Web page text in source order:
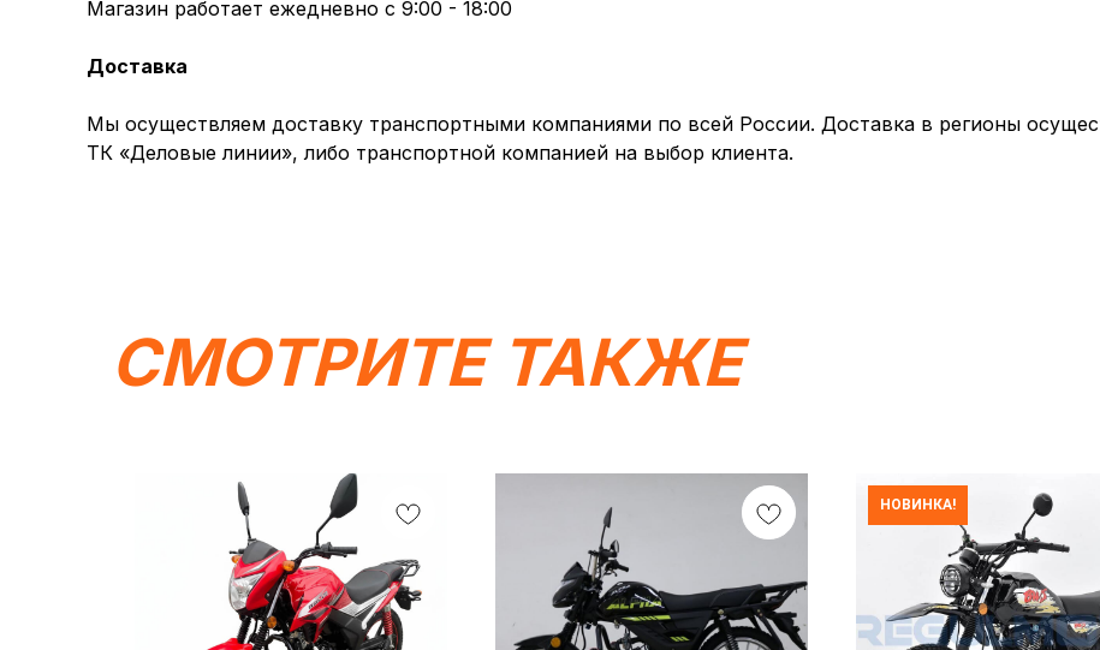
Магазин работает ежедневно с 9:00 - 18:00
Доставка
Мы осуществляем доставку транспортными компаниями по всей России. Доставка в регионы
ТК «Деловые линии», либо транспортной компанией на выбор клиента.
СМОТРИТЕ ТАКЖЕ
НОВИНКА!